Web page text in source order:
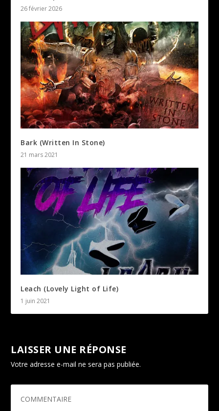
26 février 2026
Bark (Written In Stone)
21 mars 2021
Leach (Lovely Light of Life)
1 juin 2021
LAISSER UNE RÉPONSE
Votre adresse e-mail ne sera pas publiée.
obligatoires sont indiqués avec